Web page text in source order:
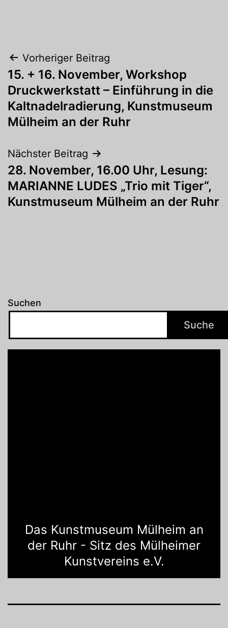
Beitragsnavigation
Vorheriger Beitrag
15. + 16. November, Workshop
Druckwerkstatt – Einführung in die
Kaltnadelradierung, Kunstmuseum
Mülheim an der Ruhr
Nächster Beitrag
28. November, 16.00 Uhr, Lesung:
MARIANNE LUDES „Trio mit Tiger“,
Kunstmuseum Mülheim an der Ruhr
Suchen
Suche
Das Kunstmuseum Mülheim an
der Ruhr - Sitz des Mülheimer
Kunstvereins e.V.